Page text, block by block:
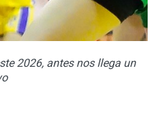
2026, antes nos llega un